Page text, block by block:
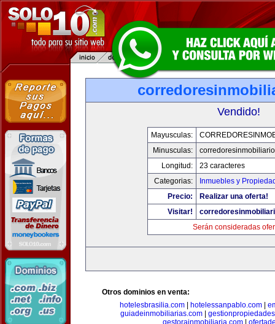
Vendido!
Mayusculas:
Minusculas:
Longitud:
23 caracteres
Categorias:
Inmuebles y
Precio:
Realizar una oferta!
Visitar!
Serán consideradas
Otros dominios en venta:
hotelesbrasilia.com| hotelessanpablo.com|
guiadeinmobiliarias.com|
gestorainmobiliaria.com|